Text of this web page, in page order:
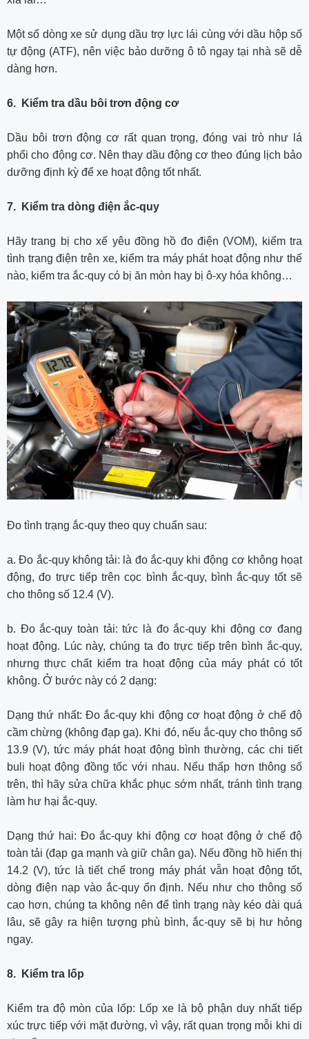
Một số dòng xe sử dụng dầu trợ lực lái cùng với dầu hộp số
tự động (ATF), nên việc bảo dưỡng ô tô ngay tại nhà sẽ dễ
dàng hơn.
6. Kiểm tra dầu bôi trơn động cơ
Dầu bôi trơn động cơ rất quan trọng, đóng vai trò như lá
phổi cho động cơ. Nên thay dầu động cơ theo đúng lịch bảo
dưỡng định kỳ để xe hoạt động tốt nhất.
7. Kiểm tra dòng điện ắc-quy
Hãy trang bị cho xế yêu đồng hồ đo điện (VOM), kiểm tra
tình trạng điện trên xe, kiểm tra máy phát hoạt động như thế
nào, kiểm tra ắc-quy có bị ăn mòn hay bị ô-xy hóa không…
Đo tình trạng ắc-quy theo quy chuẩn sau:
a. Đo ắc-quy không tải: là đo ắc-quy khi động cơ không hoạt
động, đo trực tiếp trên cọc bình ắc-quy, bình ắc-quy tốt sẽ
cho thông số 12.4 (V).
b. Đo ắc-quy toàn tải: tức là đo ắc-quy khi động cơ đang
hoạt động. Lúc này, chúng ta đo trực tiếp trên bình ắc-quy,
nhưng thực chất kiểm tra hoạt động của máy phát có tốt
không. Ở bước này có 2 dạng:
Dạng thứ nhất: Đo ắc-quy khi động cơ hoạt động ở chế độ
cầm chừng (không đạp ga). Khi đó, nếu ắc-quy cho thông số
13.9 (V), tức máy phát hoạt động bình thường, các chi tiết
buli hoạt động đồng tốc với nhau. Nếu thấp hơn thông số
trên, thì hãy sửa chữa khắc phục sớm nhất, tránh tình trạng
làm hư hại ắc-quy.
Dạng thứ hai: Đo ắc-quy khi động cơ hoạt động ở chế độ
toàn tải (đạp ga mạnh và giữ chân ga). Nếu đồng hồ hiển thị
14.2 (V), tức là tiết chế trong máy phát vẫn hoạt động tốt,
dòng điện nạp vào ắc-quy ổn định. Nếu như cho thông số
cao hơn, chúng ta không nên để tình trạng này kéo dài quá
lâu, sẽ gây ra hiện tượng phù bình, ắc-quy sẽ bị hư hỏng
ngay.
8. Kiểm tra lốp
Kiểm tra độ mòn của lốp: Lốp xe là bộ phận duy nhất tiếp
xúc trực tiếp với mặt đường, vì vậy, rất quan trọng mỗi khi di